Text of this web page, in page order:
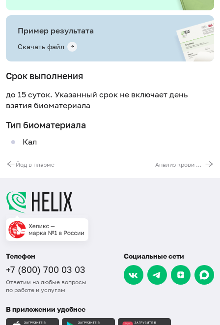
Пример результата
Скачать файл
Срок выполнения
до 15 суток. Указанный срок не включает день
взятия биоматериала
Тип биоматериала
Кал
Йод в плазме Анализ крови на аминокислоты (13 показателей)
Телефон
+7 (800) 700 03 03
Ответим на любые вопросы
по работе и услугам
Социальные сети
В приложении удобнее